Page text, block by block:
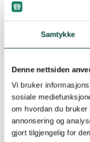
Samtykke
Denne nettsiden
Vi bruker
sosiale
om hvordan du
annonsering og
gjort tilgjengelig for
uforglemmelige
miljøengasjement
barndommen. Å
om fugleartene
har til leveområde
å ta vare på dem,
På nettsiden til
informasjon om